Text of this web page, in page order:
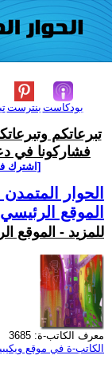
بنترست بودكاست
تبرعاتكم
فشاركونا في
[اشترك
الحوار
الموقع الرئيسي
للمزيد - الموقع
معرف الكاتب-ة: 3685
الكاتب-ة في موقع